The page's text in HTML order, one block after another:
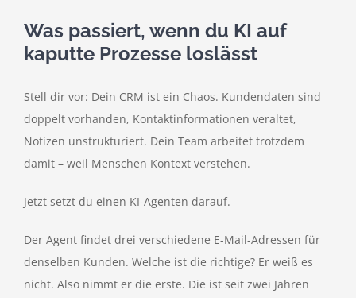
Was passiert, wenn du KI auf
kaputte Prozesse loslässt
Stell dir vor: Dein CRM ist ein Chaos. Kundendaten sind
doppelt vorhanden, Kontaktinformationen veraltet,
Notizen unstrukturiert. Dein Team arbeitet trotzdem
damit – weil Menschen Kontext verstehen.
Jetzt setzt du einen KI-Agenten darauf.
Der Agent findet drei verschiedene E-Mail-Adressen für
denselben Kunden. Welche ist die richtige? Er weiß es
nicht. Also nimmt er die erste. Die ist seit zwei Jahren